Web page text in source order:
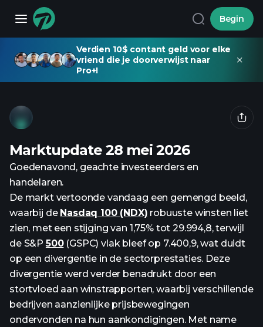
Begin
Verdien 10$ contant geld voor elke
vriend die je doorverwijst naar
Pro+!
Marktupdate 28 mei 2026
Goedenavond, geachte investeerders en
handelaren.
De markt vertoonde vandaag een gemengd beeld,
waarbij de Nasdaq 100 (NDX) robuuste winsten liet
zien, met een stijging van 1,75% tot 29.994,8, terwijl
de S&P500(GSPC) vlak bleef op 7.400,9, wat duidt
op een divergentie in de sectorprestaties. Deze
divergentie werd verder benadrukt door een
stortvloed aan winstrapporten, waarbij verschillende
bedrijven aanzienlijke prijsbewegingen
ondervonden na hun aankondigingen. Met name